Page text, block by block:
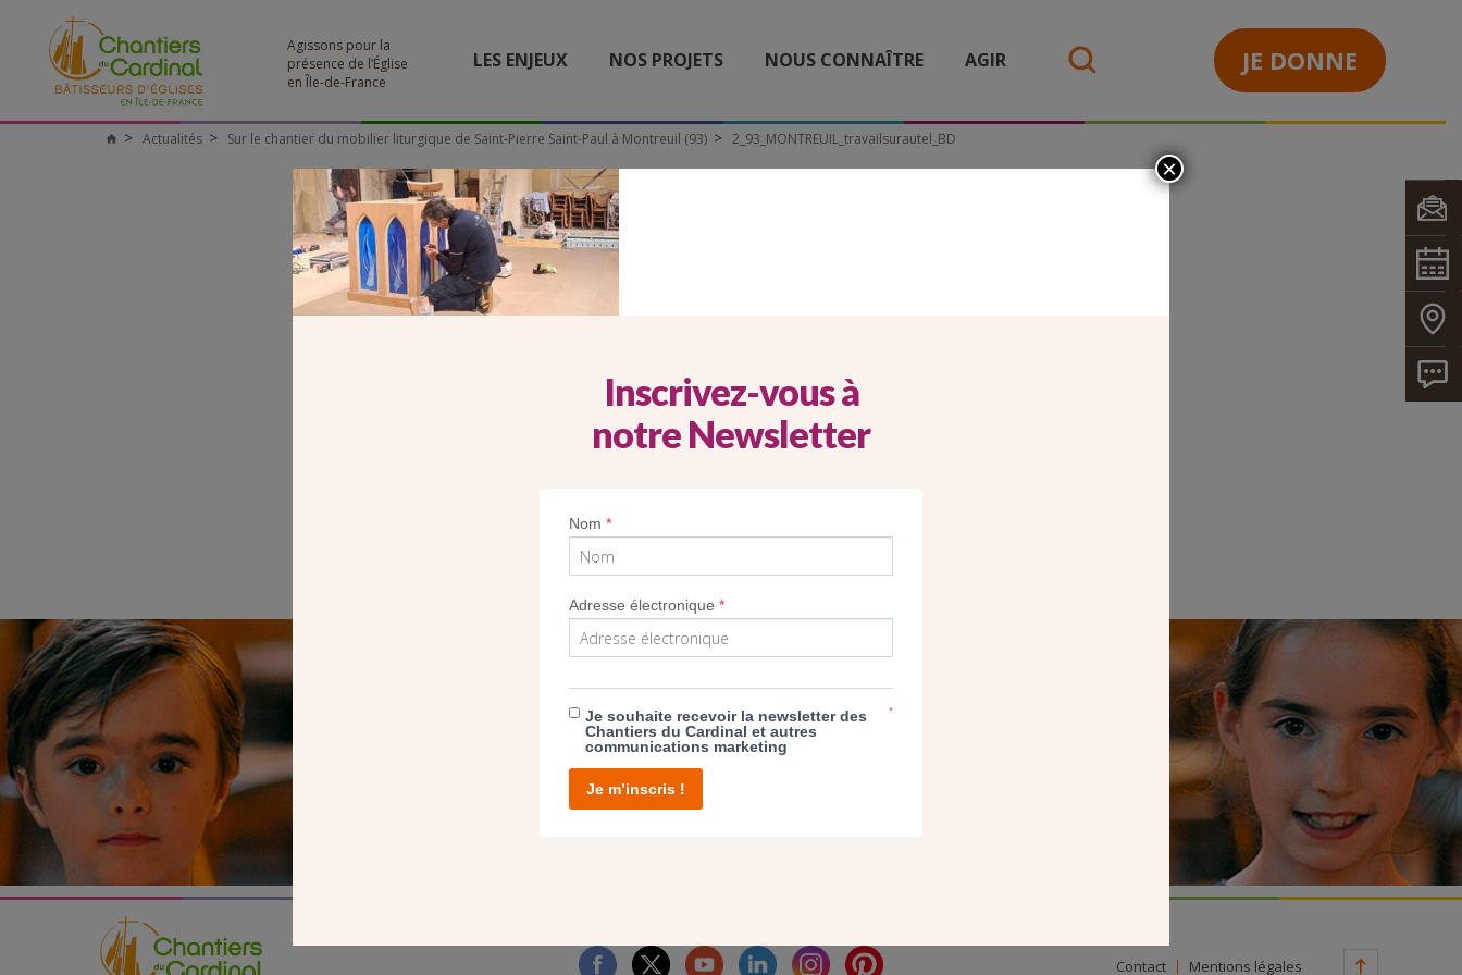
Agissons pour la
présence de l’Église
en Île-de-France
LES ENJEUX NOS PROJETS NOUS CONNAÎTRE AGIR JE DONNE
Chantiers
Actualités Sur le chantier du mobilier liturgique de Saint-Pierre Saint-Paul à Montreuil (93) 2_93_MONTREUIL_travailsurautel_BD
2_93_MONTREUIL_TRAVAILSURAUTEL_BD
Imprimer
NOUS PERMET D’AGIR
Contact Mentions légales
Inscrivez-vous à
notre Newsletter
Nom*
Adresse électronique*
Je souhaite recevoir la newsletter des
Chantiers du Cardinal et autres
communications marketing
*
Je m’inscris !
×